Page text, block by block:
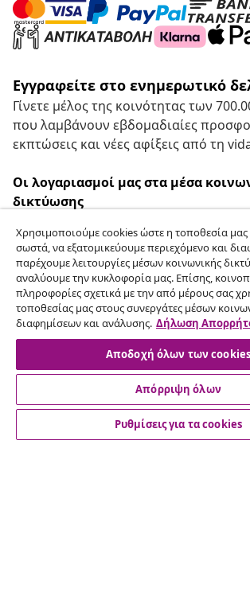
Εγγραφείτε στο ενημερωτικό
Γίνετε μέλος της κοινότητας των
που λαμβάνουν εβδομαδιαίες
εκπτώσεις και νέες αφίξεις από τη
Οι λογαριασμοί μας στα μέσα
δικτύωσης
Υπαναχώρηση από τη σύμβαση
Υποβάλετε αίτημα υπαναχώρησης για
παραγγελία σας.
Υπαναχώρηση από τη
Εξυπηρέτηση πελατών
Χρησιμοποιούμε cookies ώστε η τοποθεσία μας
σωστά, να εξατομικεύουμε περιεχόμενο και
παρέχουμε λειτουργίες μέσων κοινωνικής
αναλύουμε την κυκλοφορία μας. Επίσης,
πληροφορίες σχετικά με την από μέρους σας
τοποθεσίας μας στους συνεργάτες μέσων
διαφημίσεων και ανάλυσης. Δήλωση
Αποδοχή όλων των cookies
Απόρριψη όλων
Ρυθμίσεις για τα cookies